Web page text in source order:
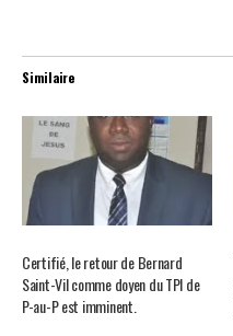
Similaire
Certifié, le retour de Bernard
Saint-Vil comme doyen du TPI de
P-au-P est imminent.